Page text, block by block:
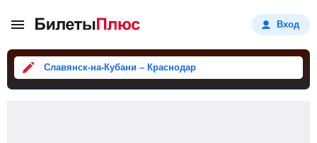
Вход
Славянск-на-Кубани – Краснодар